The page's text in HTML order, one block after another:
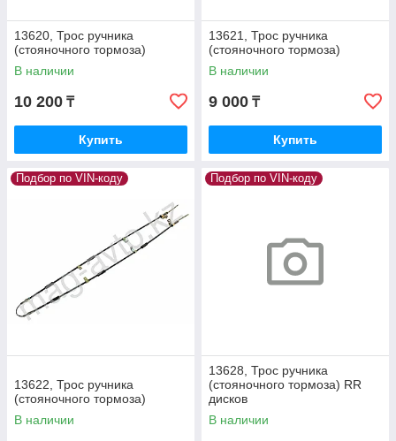
13620, Трос ручника
(стояночного тормоза)
В наличии
10 200 ₸
Купить
13621, Трос ручника
(стояночного тормоза)
В наличии
9 000 ₸
Купить
Подбор по VIN-коду
13622, Трос ручника
(стояночного тормоза)
В наличии
Подбор по VIN-коду
13628, Трос ручника
(стояночного тормоза) RR
дисков
В наличии